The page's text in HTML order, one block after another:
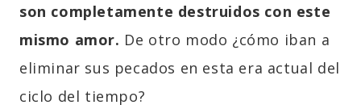
son completamente destruidos con este
mismo amor. De otro modo ¿cómo iban a
eliminar sus pecados en esta era actual del
ciclo del tiempo?